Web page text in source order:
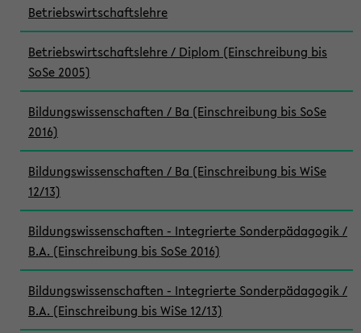
Betriebswirtschaftslehre
Betriebswirtschaftslehre / Diplom (Einschreibung bis
SoSe 2005)
Bildungswissenschaften / Ba (Einschreibung bis SoSe
2016)
Bildungswissenschaften / Ba (Einschreibung bis WiSe
12/13)
Bildungswissenschaften - Integrierte Sonderpädagogik /
B.A. (Einschreibung bis SoSe 2016)
Bildungswissenschaften - Integrierte Sonderpädagogik /
B.A. (Einschreibung bis WiSe 12/13)